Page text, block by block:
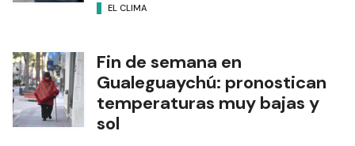
EL CLIMA
Fin de semana en
Gualeguaychú: pronostican
temperaturas muy bajas y
sol